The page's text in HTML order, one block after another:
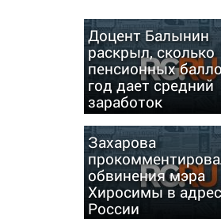
Доцент Балынин
раскрыл, сколько
пенсионных
год дает средний
заработок
Захарова
обвинения мэра
Хиросимы в адрес
России